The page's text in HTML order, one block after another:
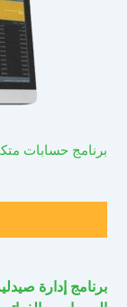
برنامج حسابات
برنامج إدارة